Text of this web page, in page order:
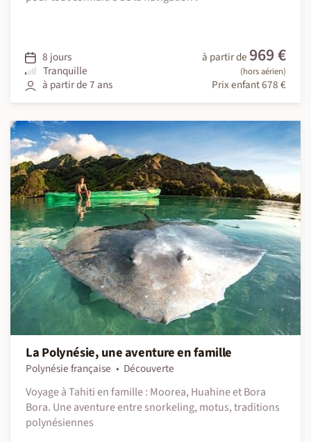
8 jours
Tranquille
à partir de 7 ans
à partir de 969 €
(hors aérien)
Prix enfant 678 €
La Polynésie, une aventure en famille
Polynésie française
Découverte
Voyage à Tahiti en famille : Moorea, Huahine et Bora
Bora. Une aventure entre snorkeling, motus, traditions
polynésiennes